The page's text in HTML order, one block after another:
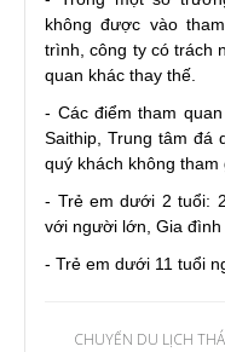
không được vào
trình, công ty có trách
quan khác thay thế.
- Các điểm tham
Saithip, Trung tâm đá
quý khách không
- Trẻ em dưới 2 tuổi:
với người lớn, Gia
- Trẻ em dưới 11 tuổi
CHUYẾN DU LỊCH